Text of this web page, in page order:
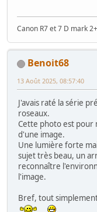
Canon R7 et 7 D mark
Benoit68
13 Août 2025, 08:57:40
J'avais raté la série
roseaux.
Cette photo est pour
d'une image.
Une lumière forte
sujet très beau, un
reconnaître
l'image.
Bref, tout